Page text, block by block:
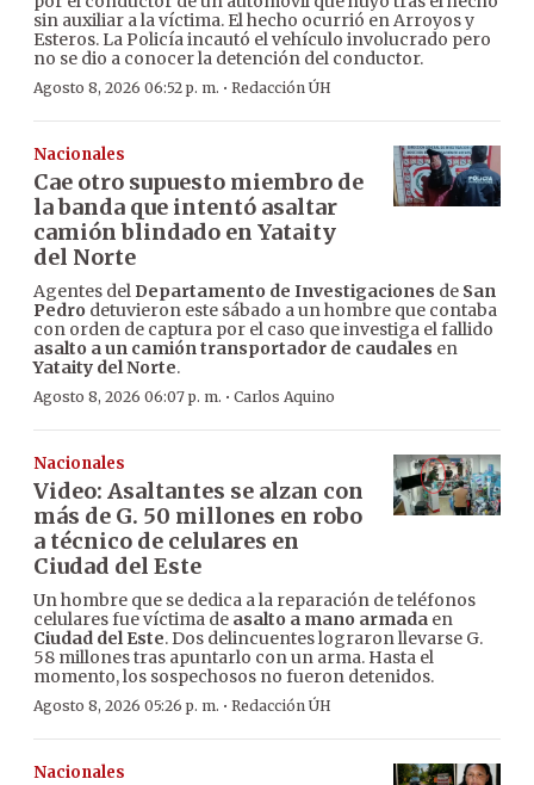
sin auxiliar a la víctima. El hecho ocurrió en Arroyos y
Esteros. La Policía incautó el vehículo involucrado pero
no se dio a conocer la detención del conductor.
Agosto 8, 2026 06:52 p. m. · Redacción ÚH
Nacionales
Cae otro supuesto miembro de
la banda que intentó asaltar
camión blindado en Yataity
del Norte
Agentes del Departamento de Investigaciones de San
Pedro detuvieron este sábado a un hombre que contaba
con orden de captura por el caso que investiga el fallido
asalto a un camión transportador de caudales en
Yataity del Norte.
Agosto 8, 2026 06:07 p. m. · Carlos Aquino
Nacionales
Video: Asaltantes se alzan con
más de G. 50 millones en robo
a técnico de celulares en
Ciudad del Este
Un hombre que se dedica a la reparación de teléfonos
celulares fue víctima de asalto a mano armada en
Ciudad del Este. Dos delincuentes lograron llevarse G.
58 millones tras apuntarlo con un arma. Hasta el
momento, los sospechosos no fueron detenidos.
Agosto 8, 2026 05:26 p. m. · Redacción ÚH
Nacionales